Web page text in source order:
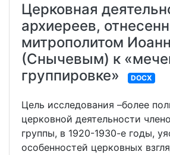
Церковная
архиереев,
митрополитом
(Снычевым) к
группировке»
DOCX
Цель исследования –более
церковной деятельности
группы, в 1920-1930-е годы,
особенностей церковных